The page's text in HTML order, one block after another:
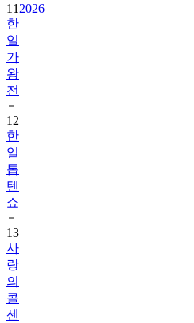
11 2026
한
일
가
왕
전
12
한
일
톱
텐
쇼
13
사
랑
의
콜
센